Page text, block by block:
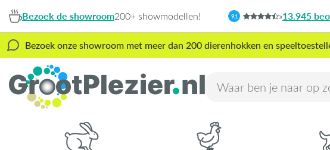
Bezoek de showroom200+ showmodellen! 9,1 »13.945
Bezoek onze showroom met meer dan 200 dierenhokken en